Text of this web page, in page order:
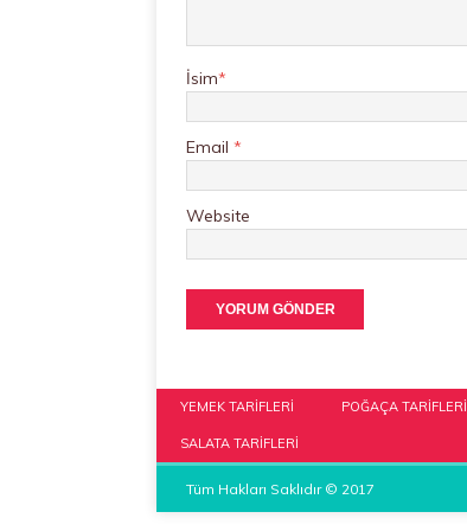
İsim*
Email *
Website
YEMEK TARIFLERI POĞAÇA TARIFLERI
SALATA TARIFLERI
Tüm Hakları Saklıdır © 2017